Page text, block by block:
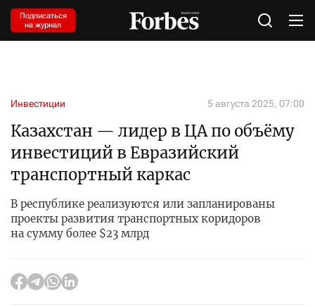
Подписаться
на журнал
Инвестиции 5 августа 2025, 07:00
Казахстан — лидер в ЦА по объёму
инвестиций в Евразийский
транспортный каркас
В республике реализуются или запланированы
проекты развития транспортных коридоров
на сумму более $23 млрд